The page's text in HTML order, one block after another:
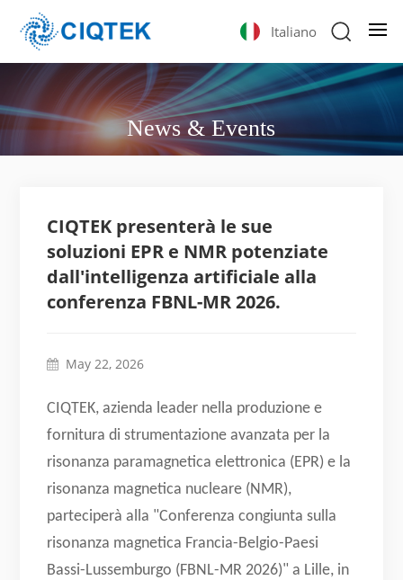
Italiano
News & Events
CIQTEK presenterà le sue
soluzioni EPR e NMR potenziate
dall'intelligenza artificiale alla
conferenza FBNL-MR 2026.
May 22, 2026
CIQTEK, azienda leader nella produzione e
fornitura di strumentazione avanzata per la
risonanza paramagnetica elettronica (EPR) e la
risonanza magnetica nucleare (NMR),
parteciperà alla "Conferenza congiunta sulla
risonanza magnetica Francia-Belgio-Paesi
Bassi-Lussemburgo (FBNL-MR 2026)" a Lille, in